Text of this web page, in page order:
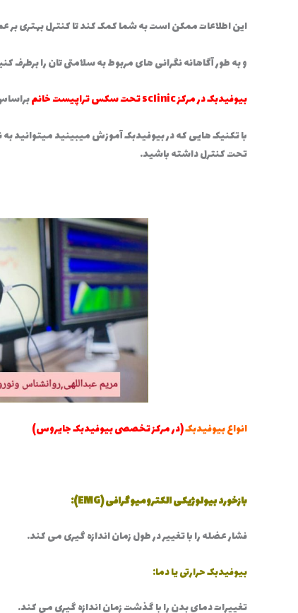
این اطلاعات ممکن است به شما کمک کند تا کنترل بهتری بر
و به طور آگاهانه نگرانی های مربوط به سلامتی تان را برطرف
بیوفیدبک در مرکز sclinic تحت سکس تراپیست خانم
با تکنیک هایی که در بیوفیدبک آموزش میبینید میتوانید
تحت کنترل داشته باشید.
انواع بیوفیدبک(در مرکز تخصصی بیوفیدبک جایروس)
بازخورد بیولوژیکی الکترومیوگرافی (EMG):
فشار عضله را با تغییر در طول زمان اندازه گیری می کند.
بیوفیدبک حرارتی یا دما:
تغییرات دمای بدن را با گذشت زمان اندازه گیری می کند.